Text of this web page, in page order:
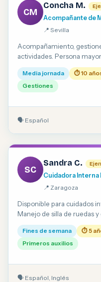
CM
Concha M.
Acompañante de
📍 Sevilla
Acompañamiento,
actividades. Persona
intensivos.
Media jornada ⏱ 10
Gestiones
🗣 Español
SC
Sandra C.
Cuidadora Interna
📍 Zaragoza
Disponible para cuidados
Manejo de silla de ruedas
acreditados.
Fines de semana ⏱ 5
Primeros auxilios
🗣 Español, Inglés